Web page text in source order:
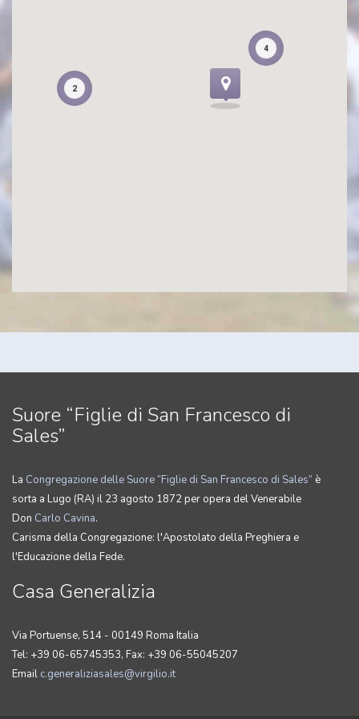
2
4
2
4
Suore “Figlie di San Francesco di
Sales”
La Congregazione delle Suore “Figlie di San Francesco di Sales” è
sorta a Lugo (RA) il 23 agosto 1872 per opera del Venerabile
Don Carlo Cavina.
Carisma della Congregazione: l'Apostolato della Preghiera e
l'Educazione della Fede.
Casa Generalizia
Via Portuense, 514 - 00149 Roma Italia
Tel: +39 06-65745353, Fax: +39 06-55045207
Email c.generaliziasales@virgilio.it